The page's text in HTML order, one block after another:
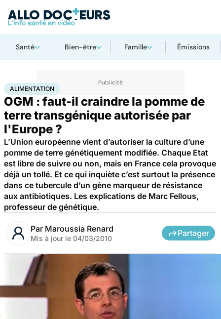
Santé Bien-être Famille Émissions
AccueilBien-être Nutrition Alimentation
ALIMENTATION
OGM : faut-il craindre la pomme de
terre transgénique autorisée par
l'Europe ?
L’Union européenne vient d’autoriser la culture d’une
pomme de terre génétiquement modifiée. Chaque Etat
est libre de suivre ou non, mais en France cela provoque
déjà un tollé. Et ce qui inquiète c’est surtout la présence
dans ce tubercule d’un gène marqueur de résistance
aux antibiotiques. Les explications de Marc Fellous,
professeur de génétique.
Par Maroussia Renard
Mis à jour le 04/03/2010
Partager